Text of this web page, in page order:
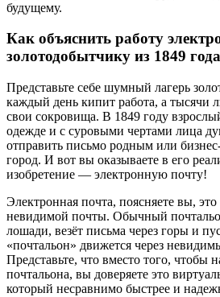
будущему.
Как объяснить работу
золотодобытчику из 1849 года
Представьте себе шумный лагерь
каждый день кипит работа, а тысячи
свои сокровища. В 1849 году
одежде и с суровыми чертами лица
отправить письмо родным или
город. И вот вы оказываете в его
изобретение — электронную почту!
Электронная почта, поясняете вы,
невидимой почты. Обычный
лошади, везёт письма через горы и
«почтальон» движется через
Представьте, что вместо того, чтобы
почтальона, вы доверяете это
который несравнимо быстрее и